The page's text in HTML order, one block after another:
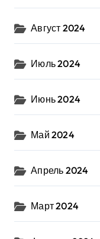
Август 2024
Июль 2024
Июнь 2024
Май 2024
Апрель 2024
Март 2024